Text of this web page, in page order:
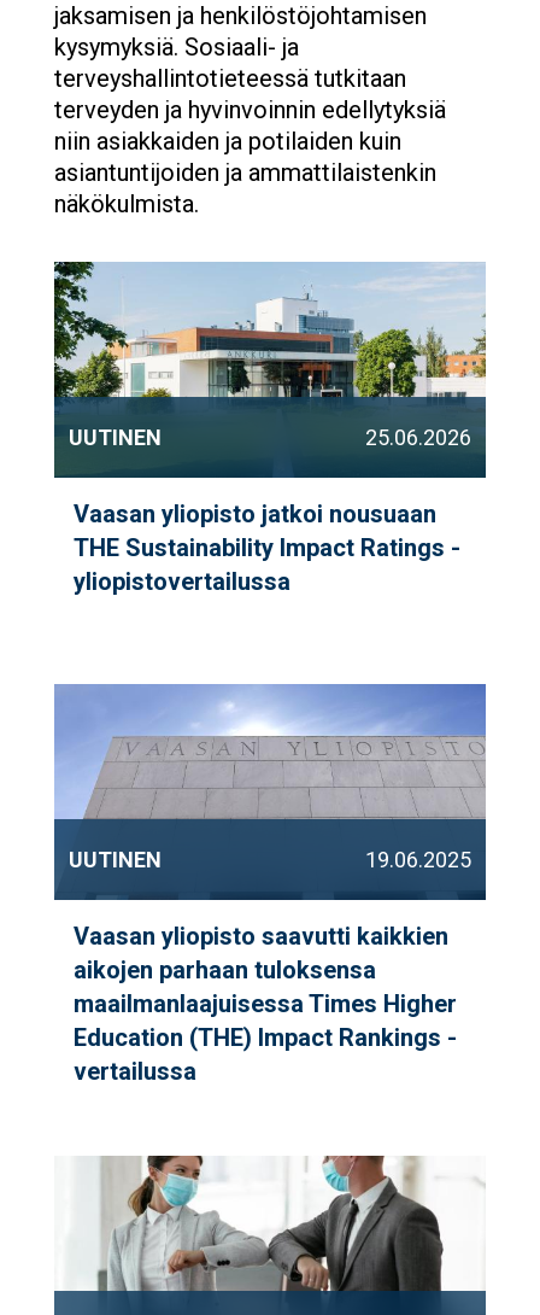
jaksamisen ja henkilöstöjohtamisen
kysymyksiä. Sosiaali- ja
terveyshallintotieteessä tutkitaan
terveyden ja hyvinvoinnin edellytyksiä
niin asiakkaiden ja potilaiden kuin
asiantuntijoiden ja ammattilaistenkin
näkökulmista.
UUTINEN 25.06.2026
Vaasan yliopisto jatkoi nousuaan
THE Sustainability Impact Ratings -
yliopistovertailussa
UUTINEN 19.06.2025
Vaasan yliopisto saavutti kaikkien
aikojen parhaan tuloksensa
maailmanlaajuisessa Times Higher
Education (THE) Impact Rankings -
vertailussa